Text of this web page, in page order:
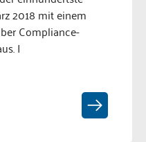
2018 mit einem
Compliance-
I